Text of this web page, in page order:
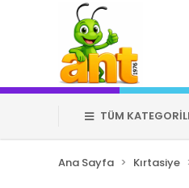
TÜM
Ana Sayfa Kırtasiye